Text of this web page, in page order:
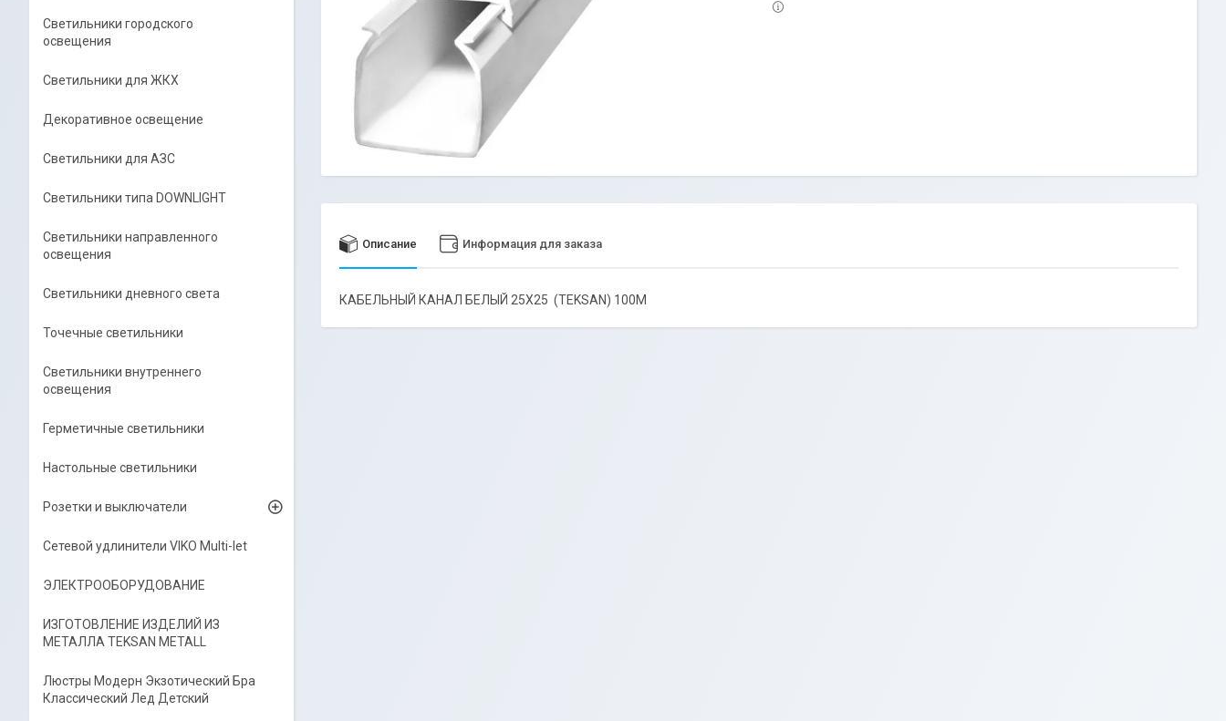
Описание Информация для заказа
КАБЕЛЬНЫЙ КАНАЛ БЕЛЫЙ 25Х25 (TEKSAN) 100М
Светильники городского
освещения
Светильники для ЖКХ
Декоративное освещение
Светильники для АЗС
Светильники типа DOWNLIGHT
Светильники направленного
освещения
Светильники дневного света
Точечные светильники
Светильники внутреннего
освещения
Герметичные светильники
Настольные светильники
Розетки и выключатели
Сетевой удлинители VIKO Multi-let
ЭЛЕКТРООБОРУДОВАНИЕ
ИЗГОТОВЛЕНИЕ ИЗДЕЛИЙ ИЗ
МЕТАЛЛА TEKSAN METALL
Люстры Модерн Экзотический Бра
Классический Лед Детский